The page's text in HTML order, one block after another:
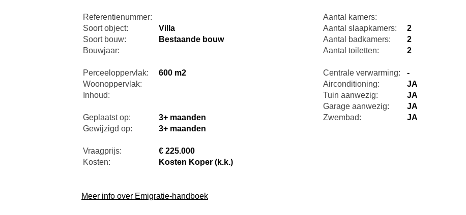
Referentienummer:
Soort object:
Villa
Soort bouw:
Bestaande bouw
Bouwjaar:
Perceeloppervlak:
600 m2
Woonoppervlak:
Inhoud:
Geplaatst op:
3+ maanden
Gewijzigd op:
3+ maanden
Vraagprijs:
€ 225.000
Kosten:
Kosten Koper (k.k.)
Aantal kamers:
Aantal slaapkamers:
2
Aantal badkamers:
2
Aantal toiletten:
2
Centrale verwarming:
-
Airconditioning:
JA
Tuin aanwezig:
JA
Garage aanwezig:
JA
Zwembad:
JA
Meer info over Emigratie-handboek